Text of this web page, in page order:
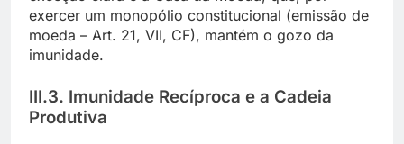
exercer um monopólio constitucional (emissão de
moeda – Art. 21, VII, CF), mantém o gozo da
imunidade.
III.3. Imunidade Recíproca e a Cadeia
Produtiva